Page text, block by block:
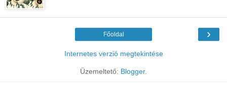
›
Főoldal
Internetes verzió megtekintése
Üzemeltető: Blogger.